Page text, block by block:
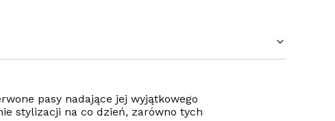
pasy nadające jej wyjątkowego
stylizacji na co dzień, zarówno tych